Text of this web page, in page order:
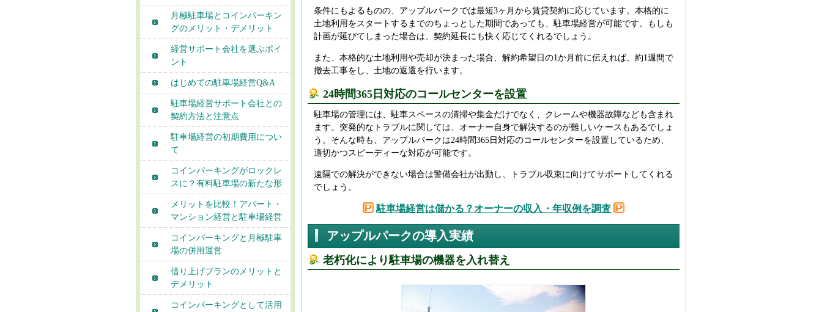
条件にもよるものの、アップルパークでは最短3ヶ月から賃貸契約に応じています。本格的に
土地利用をスタートするまでのちょっとした期間であっても、駐車場経営が可能です。もしも
計画が延びてしまった場合は、契約延長にも快く応じてくれるでしょう。
また、本格的な土地利用や売却が決まった場合、解約希望日の1か月前に伝えれば、約1週間で
撤去工事をし、土地の返還を行います。
24時間365日対応のコールセンターを設置
駐車場の管理には、駐車スペースの清掃や集金だけでなく、クレームや機器故障なども含まれ
ます。突発的なトラブルに関しては、オーナー自身で解決するのが難しいケースもあるでしょ
う。そんな時も、アップルパークは24時間365日対応のコールセンターを設置しているため、
適切かつスピーディーな対応が可能です。
遠隔での解決ができない場合は警備会社が出動し、トラブル収束に向けてサポートしてくれる
でしょう。
駐車場経営は儲かる？オーナーの収入・年収例を調査
アップルパークの導入実績
老朽化により駐車場の機器を入れ替え
月極駐車場とコインパーキン
グのメリット・デメリット
経営サポート会社を選ぶポイ
ント
はじめての駐車場経営Q&A
駐車場経営サポート会社との
契約方法と注意点
駐車場経営の初期費用につい
て
コインパーキングがロックレ
スに？有料駐車場の新たな形
メリットを比較！アパート・
マンション経営と駐車場経営
コインパーキングと月極駐車
場の併用運営
借り上げプランのメリットと
デメリット
コインパーキングとして活用